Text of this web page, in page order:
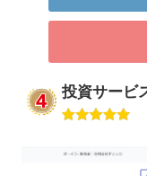
投資サービ